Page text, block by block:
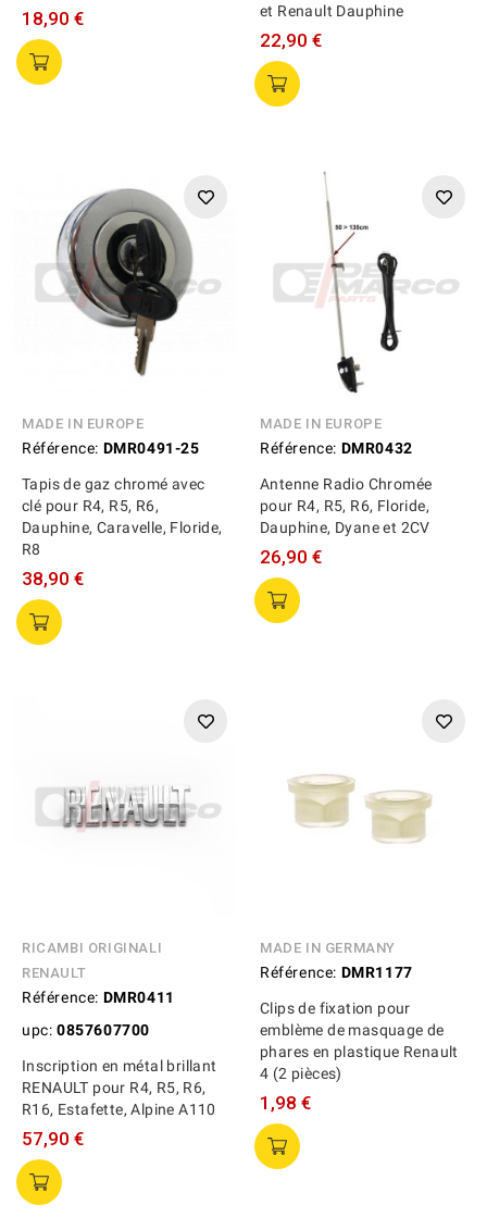
18,90 €
et Renault Dauphine
22,90 €
MADE IN EUROPE
Référence: DMR0491-25
Tapis de gaz chromé avec
clé pour R4, R5, R6,
Dauphine, Caravelle, Floride,
R8
38,90 €
MADE IN EUROPE
Référence: DMR0432
Antenne Radio Chromée
pour R4, R5, R6, Floride,
Dauphine, Dyane et 2CV
26,90 €
RICAMBI ORIGINALI
RENAULT
Référence: DMR0411
upc: 0857607700
Inscription en métal brillant
RENAULT pour R4, R5, R6,
R16, Estafette, Alpine A110
57,90 €
MADE IN GERMANY
Référence: DMR1177
Clips de fixation pour
emblème de masquage de
phares en plastique Renault
4 (2 pièces)
1,98 €